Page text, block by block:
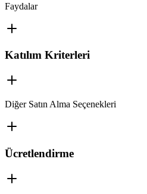
Faydalar
Katılım Kriterleri
Diğer Satın Alma Seçenekleri
Ücretlendirme